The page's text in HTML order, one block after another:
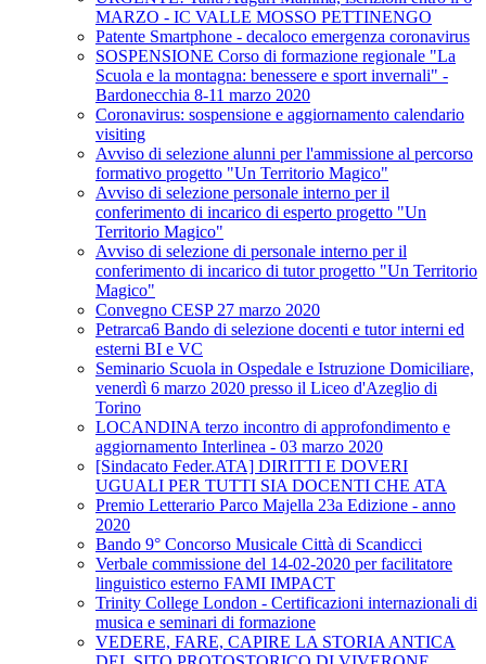
MARZO - IC VALLE MOSSO PETTINENGO
Patente Smartphone - decaloco emergenza coronavirus
SOSPENSIONE Corso di formazione regionale "La
Scuola e la montagna: benessere e sport invernali" -
Bardonecchia 8-11 marzo 2020
Coronavirus: sospensione e aggiornamento calendario
visiting
Avviso di selezione alunni per l'ammissione al percorso
formativo progetto "Un Territorio Magico"
Avviso di selezione personale interno per il
conferimento di incarico di esperto progetto "Un
Territorio Magico"
Avviso di selezione di personale interno per il
conferimento di incarico di tutor progetto "Un Territorio
Magico"
Convegno CESP 27 marzo 2020
Petrarca6 Bando di selezione docenti e tutor interni ed
esterni BI e VC
Seminario Scuola in Ospedale e Istruzione Domiciliare,
venerdì 6 marzo 2020 presso il Liceo d'Azeglio di
Torino
LOCANDINA terzo incontro di approfondimento e
aggiornamento Interlinea - 03 marzo 2020
[Sindacato Feder.ATA] DIRITTI E DOVERI
UGUALI PER TUTTI SIA DOCENTI CHE ATA
Premio Letterario Parco Majella 23a Edizione - anno
2020
Bando 9° Concorso Musicale Città di Scandicci
Verbale commissione del 14-02-2020 per facilitatore
linguistico esterno FAMI IMPACT
Trinity College London - Certificazioni internazionali di
musica e seminari di formazione
VEDERE, FARE, CAPIRE LA STORIA ANTICA